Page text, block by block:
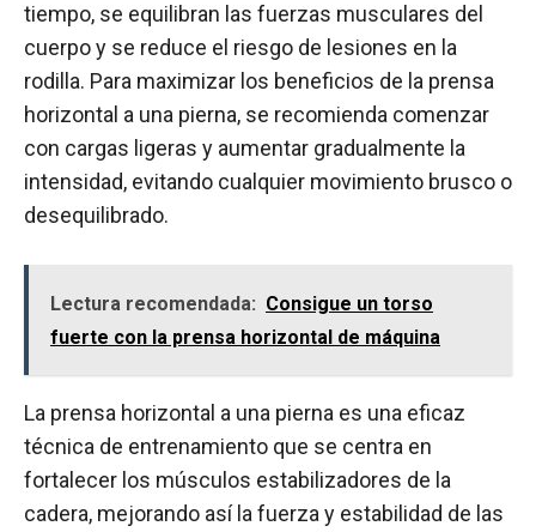
tiempo, se equilibran las fuerzas musculares del
cuerpo y se reduce el riesgo de lesiones en la
rodilla. Para maximizar los beneficios de la prensa
horizontal a una pierna, se recomienda comenzar
con cargas ligeras y aumentar gradualmente la
intensidad, evitando cualquier movimiento brusco o
desequilibrado.
Lectura recomendada: Consigue un torso
fuerte con la prensa horizontal de máquina
La prensa horizontal a una pierna es una eficaz
técnica de entrenamiento que se centra en
fortalecer los músculos estabilizadores de la
cadera, mejorando así la fuerza y estabilidad de las